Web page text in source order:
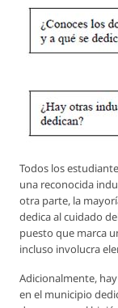
Todos los
una reconocida
otra parte, la
dedica al cuidado
puesto que marca
incluso involucra
Adicionalmente,
en el municipio